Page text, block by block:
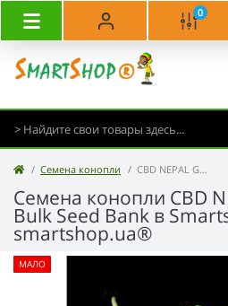
0
Семена конопли CBD NEPAL GOLD - Bulk Seed Bank
Семена конопли CBD
Bulk Seed Bank в
smartshop.ua®
МАЛО